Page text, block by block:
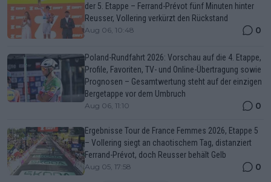
der 5. Etappe – Ferrand-Prévot fünf Minuten hinter
Reusser, Vollering verkürzt den Rückstand
Aug 06, 10:48 0
Poland-Rundfahrt 2026: Vorschau auf die 4. Etappe,
Profile, Favoriten, TV- und Online-Übertragung sowie
Prognosen – Gesamtwertung steht auf der einzigen
Bergetappe vor dem Umbruch
Aug 06, 11:10 0
Ergebnisse Tour de France Femmes 2026, Etappe 5
– Vollering siegt an chaotischem Tag, distanziert
Ferrand-Prévot, doch Reusser behält Gelb
Aug 05, 17:58 0